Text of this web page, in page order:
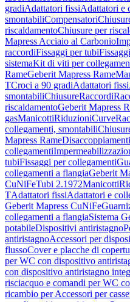
gradiAdattatori fissiAdattatori e
smontabiliCompensatori
riscaldamentoChiusure per
Mapress Acciaio al Carbonio
raccordiFissaggi per tubi
sistemaKit di viti per
RameGeberit Mapress Rame
TCroci a 90 gradiAdattatori fissi
smontabiliChiusureRaccordi
riscaldamentoGeberit Mapress
gasManicottiRiduzioniCurve
collegamenti, smontabili
Mapress Rame
collegamenti
tubiFissaggi per collegamenti
collegamenti a flangiaGeberit
CuNiFeTubi 2.1972Manicotti
TAdattatori fissiAdattatori e
Geberit Mapress CuNiFe
collegamenti a flangiaSistema
potabileDispositivi antiristagno
antiristagnoAccessori per
flussoCover e placche di
per WC con dispositivo
con dispositivo antiristagno
risciacquo e comandi per WC
ricambio per Accessori per